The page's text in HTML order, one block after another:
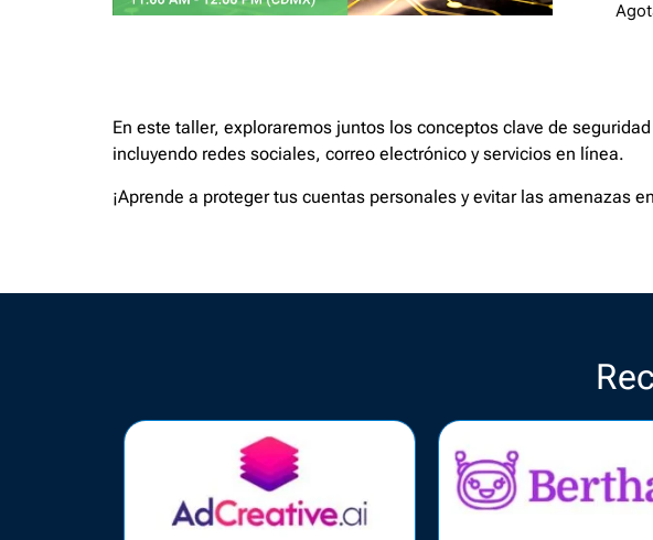
En este taller, exploraremos juntos los conceptos clave de
incluyendo redes sociales, correo electrónico y servicios en línea.
¡Aprende a proteger tus cuentas personales y evitar las amenazas